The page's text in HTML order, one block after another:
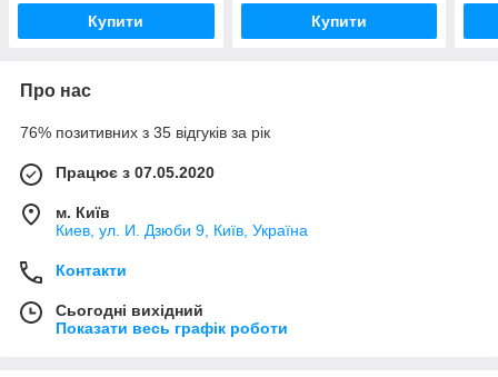
Купити Купити
Про нас
76% позитивних з 35 відгуків за рік
Працює з 07.05.2020
м. Київ
Киев, ул. И. Дзюби 9, Київ, Україна
Контакти
Сьогодні вихідний
Показати весь графік роботи